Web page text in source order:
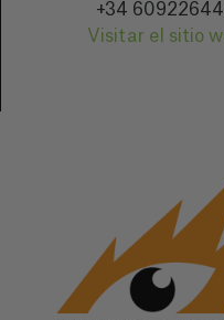
+34
Visitar el sitio